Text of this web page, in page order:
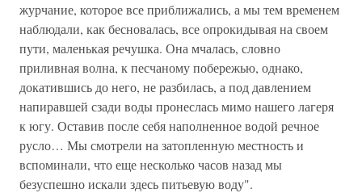
журчание, которое все приближались, а мы тем временем
наблюдали, как бесновалась, все опрокидывая на своем
пути, маленькая речушка. Она мчалась, словно
приливная волна, к песчаному побережью, однако,
докатившись до него, не разбилась, а под давлением
напиравшей сзади воды пронеслась мимо нашего лагеря
к югу. Оставив после себя наполненное водой речное
русло… Мы смотрели на затопленную местность и
вспоминали, что еще несколько часов назад мы
безуспешно искали здесь питьевую воду".